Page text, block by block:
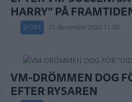
HARRY” PÅ
SPORT 31 december 2025 11.00
VM-DRÖMMEN DOG
EFTER RYSAREN